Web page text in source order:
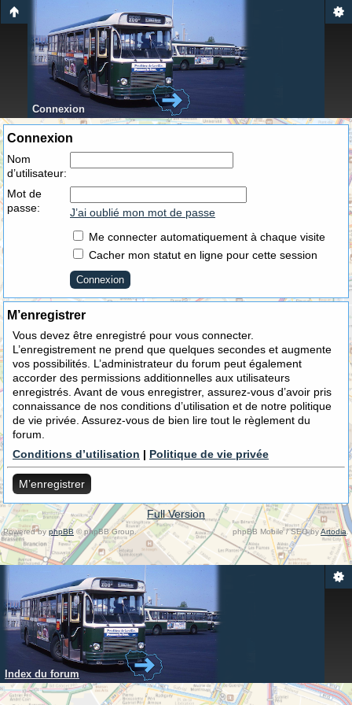
Connexion
Connexion
Nom
d’utilisateur:
Mot de
passe:
J’ai oublié mon mot de passe
Me connecter automatiquement à chaque visite
Cacher mon statut en ligne pour cette session
M’enregistrer
Vous devez être enregistré pour vous connecter.
L’enregistrement ne prend que quelques secondes et augmente
vos possibilités. L’administrateur du forum peut également
accorder des permissions additionnelles aux utilisateurs
enregistrés. Avant de vous enregistrer, assurez-vous d’avoir pris
connaissance de nos conditions d’utilisation et de notre politique
de vie privée. Assurez-vous de bien lire tout le règlement du
forum.
Conditions d’utilisation | Politique de vie privée
M’enregistrer
Full Version
Powered byphpBB © phpBB Group. phpBB Mobile / SEO byArtodia .
Index du forum